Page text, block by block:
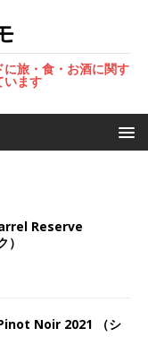
に旅・食・お酒に関す
います
Reserve
Noir 2021 （シ